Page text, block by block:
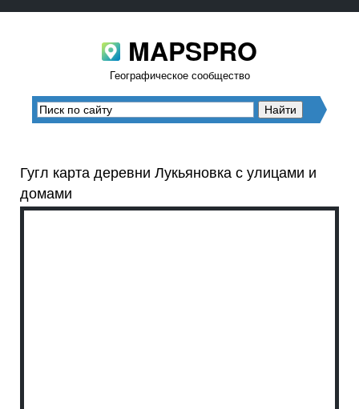
MAPSPRO
Географическое сообщество
Гугл карта деревни Лукьяновка с улицами и
домами